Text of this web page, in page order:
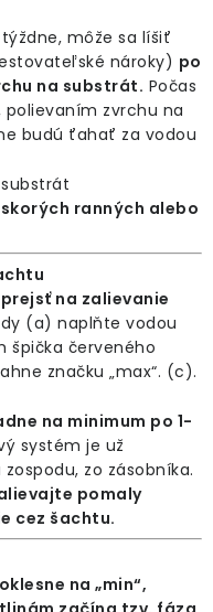
môže sa líšiť
nároky) po
na substrát. Počas
zvrchu na
budú ťahať za vodou
ranných alebo
na zalievanie
(a) naplňte vodou
špička červeného
značku „max“. (c).
na minimum po 1-
systém je už
zo zásobníka.
pomaly
cez šachtu.
na „min“,